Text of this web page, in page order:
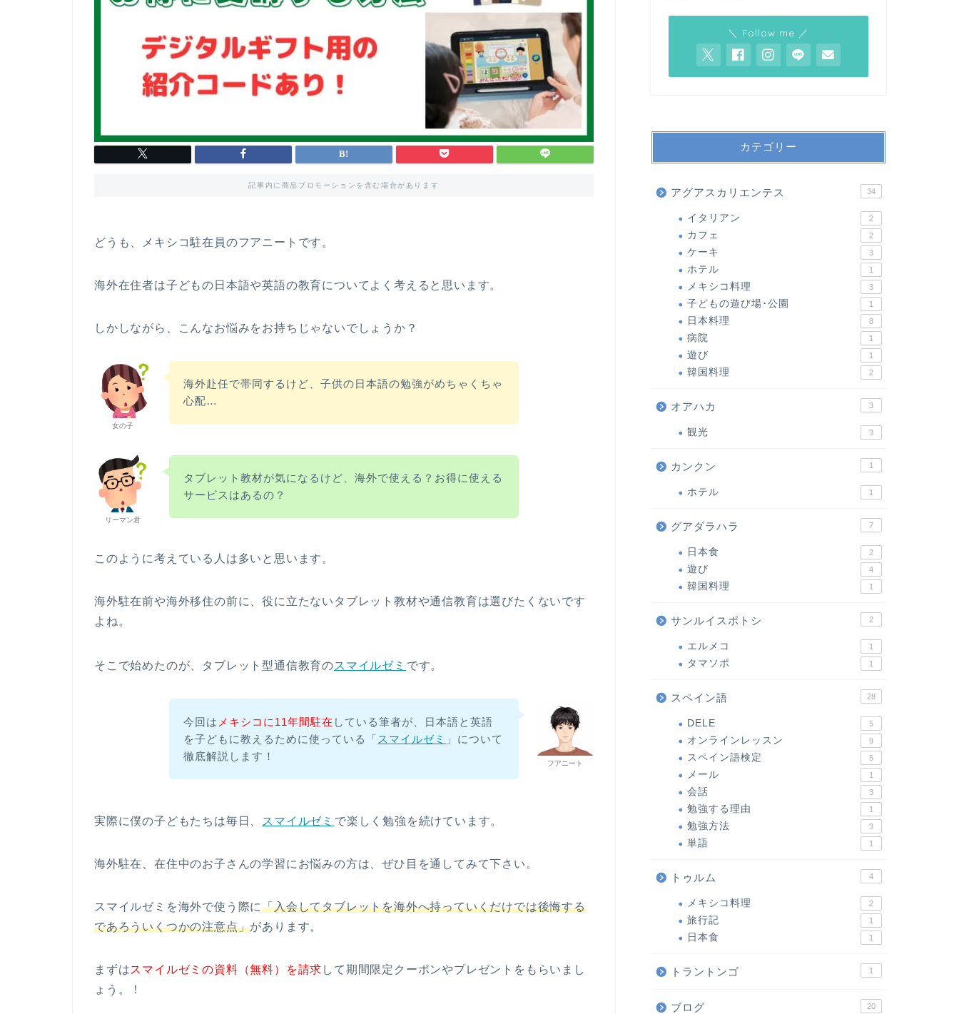
記事内に商品プロモーションを含む場合があります
どうも、メキシコ駐在員のフアニートです。
海外在住者は子どもの日本語や英語の教育についてよく考えると思います。
しかしながら、こんなお悩みをお持ちじゃないでしょうか？
女の子
海外赴任で帯同するけど、子供の日本語の勉強がめちゃくちゃ
心配…
リーマン君
タブレット教材が気になるけど、海外で使える？お得に使える
サービスはあるの？
このように考えている人は多いと思います。
海外駐在前や海外移住の前に、役に立たないタブレット教材や通信教育は選びたくないです
よね。
そこで始めたのが、タブレット型通信教育のスマイルゼミ です。
フアニート
今回は メキシコに11年間駐在 している筆者が、日本語と英語
を子どもに教えるために使っている「 スマイルゼミ
」について
徹底解説します！
実際に僕の子どもたちは毎日、 スマイルゼミ で楽しく勉強を続けています。
海外駐在、在住中のお子さんの学習にお悩みの方は、ぜひ目を通してみて下さい。
スマイルゼミを海外で使う際に「入会してタブレットを海外へ持っていくだけでは後悔する
であろういくつかの注意点」があります。
まずはスマイルゼミの資料（無料）を請求 して期間限定クーポンやプレゼントをもらいまし
ょう。！
＼ Follow me ／
カテゴリー
アグアスカリエンテス 34
イタリアン 2
カフェ 2
ケーキ 3
ホテル 1
メキシコ料理 3
子どもの遊び場･公園 1
日本料理 8
病院 1
遊び 1
韓国料理 2
オアハカ 3
観光 3
カンクン 1
ホテル 1
グアダラハラ 7
日本食 2
遊び 4
韓国料理 1
サンルイスポトシ 2
エルメコ 1
タマソポ 1
スペイン語 28
DELE 5
オンラインレッスン 9
スペイン語検定 5
メール 1
会話 3
勉強する理由 1
勉強方法 3
単語 1
トゥルム 4
メキシコ料理 2
旅行記 1
日本食 1
トラントンゴ 1
ブログ 20